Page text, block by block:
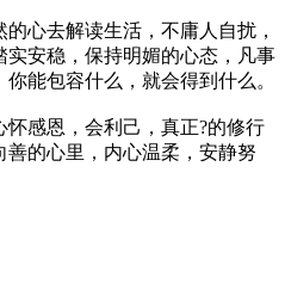
心去解读生活，不庸人自扰，
安稳，保持明媚的心态，凡事
能包容什么，就会得到什么。
感恩，会利己，真正?的修行
的心里，内心温柔，安静努